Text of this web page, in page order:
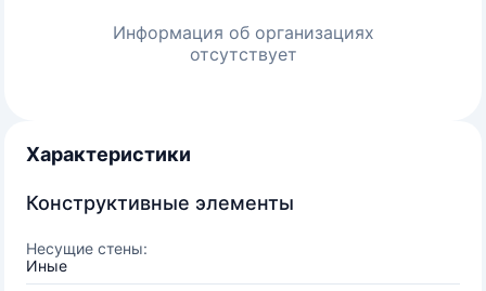
Информация об организациях
отсутствует
Характеристики
Конструктивные элементы
Несущие стены:
Иные